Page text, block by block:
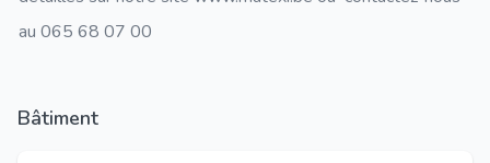
au 065 68 07 00
Bâtiment